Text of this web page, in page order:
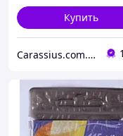
Купить
Carassius.com.ua - все для рыбалки